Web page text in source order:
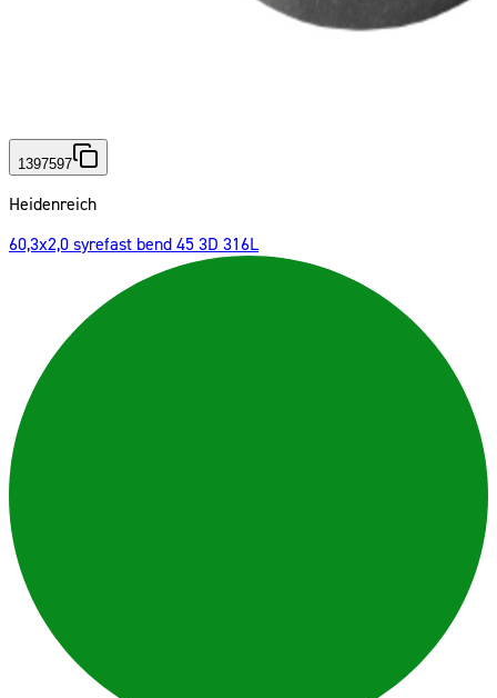
1397597
Heidenreich
60,3x2,0 syrefast bend 45 3D 316L